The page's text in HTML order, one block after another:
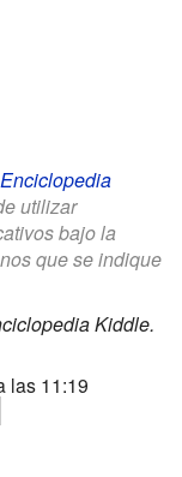
Enciclopedia
utilizar
bajo la
que se indique
Kiddle.
las 11:19